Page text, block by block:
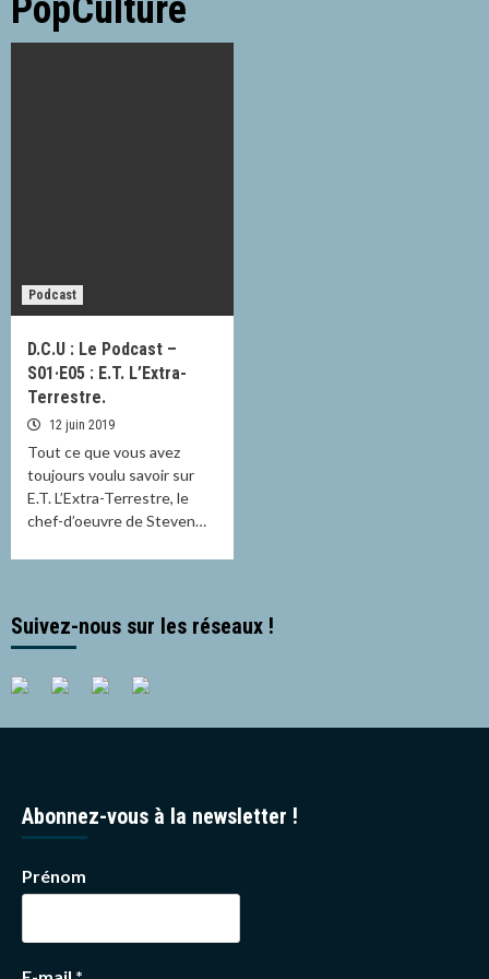
PopCulture
Podcast
D.C.U : Le Podcast –
S01·E05 : E.T. L’Extra-
Terrestre.
12 juin 2019
Tout ce que vous avez
toujours voulu savoir sur
E.T. L’Extra-Terrestre, le
chef-d’oeuvre de Steven…
Suivez-nous sur les réseaux !
Abonnez-vous à la newsletter !
Prénom